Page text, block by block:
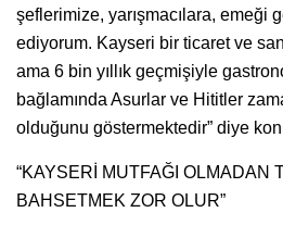
şeflerimize, yarışmacılara, emeği
ediyorum. Kayseri bir ticaret ve
ama 6 bin yıllık geçmişiyle
bağlamında Asurlar ve Hititler
olduğunu göstermektedir” diye
“KAYSERİ MUTFAĞI OLMADAN
BAHSETMEK ZOR OLUR”